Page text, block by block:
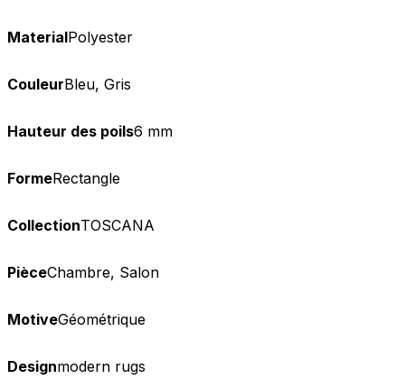
MaterialPolyester
CouleurBleu, Gris
Hauteur des poils6 mm
FormeRectangle
CollectionTOSCANA
PièceChambre, Salon
MotiveGéométrique
Designmodern rugs